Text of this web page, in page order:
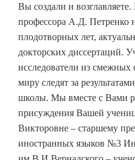
Вы создали и
профессора А.Д. Петренко
плодотворных лет,
докторских диссертаций.
исследователи из смежных
миру следят за
школы. Мы вместе с Вами
присуждения Вашей
Викторовне – старшему
иностранных языков №3